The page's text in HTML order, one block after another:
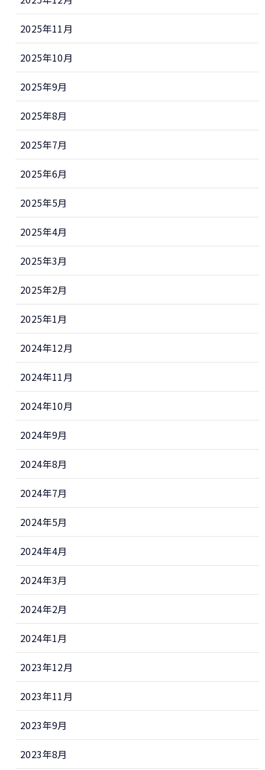
2025年11月
2025年10月
2025年9月
2025年8月
2025年7月
2025年6月
2025年5月
2025年4月
2025年3月
2025年2月
2025年1月
2024年12月
2024年11月
2024年10月
2024年9月
2024年8月
2024年7月
2024年5月
2024年4月
2024年3月
2024年2月
2024年1月
2023年12月
2023年11月
2023年9月
2023年8月